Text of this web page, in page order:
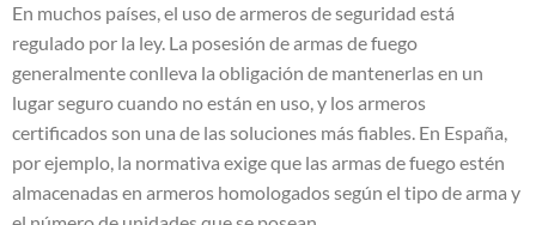
En muchos países, el uso de armeros de seguridad está
regulado por la ley. La posesión de armas de fuego
generalmente conlleva la obligación de mantenerlas en un
lugar seguro cuando no están en uso, y los armeros
certificados son una de las soluciones más fiables. En España,
por ejemplo, la normativa exige que las armas de fuego estén
almacenadas en armeros homologados según el tipo de arma y